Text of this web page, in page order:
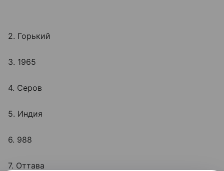
2. Горький
3. 1965
4. Серов
5. Индия
6. 988
7. Оттава